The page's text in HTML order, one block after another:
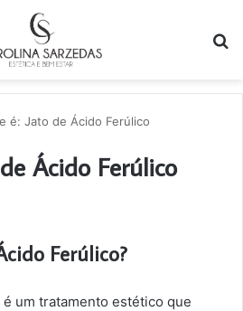
é: Jato de Ácido Ferúlico
Ácido Ferúlico
Ferúlico?
um tratamento estético que